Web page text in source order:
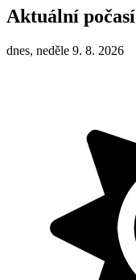
Aktuální počasí
dnes, neděle 9. 8. 2026